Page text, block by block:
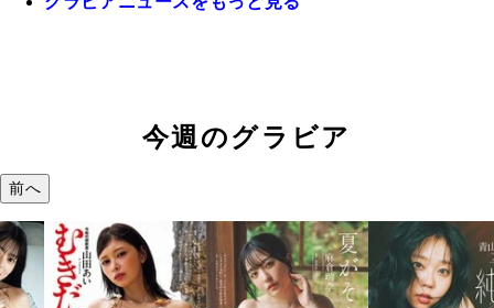
今週のグラビア
前へ